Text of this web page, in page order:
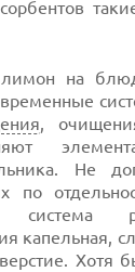
на
,
Не
по
система
капельная,
Хотя